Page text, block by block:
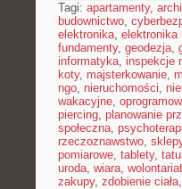
Tagi: apartamenty,
budownictwo,
elektronika, elektronika
fundamenty, geodezja,
informatyka, inspekcje
koty, majsterkowanie,
ngo, nieruchomości,
wakacyjne,
piercing, planowanie
społeczna,
rzeczoznawstwo,
pomiarowe, tablety,
uroda, wiara, wolontariat
zakupy, zdobienie ciała,